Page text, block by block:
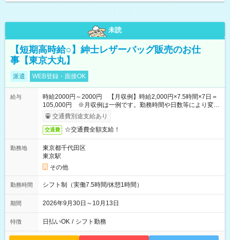
未読
【短期高時給○】紳士レザーバッグ販売のお仕
事【東京大丸】
派遣 WEB登録・面接OK
給与
時給2000円～2000円 【月収例】時給2,000円×7.5時間×7日＝
105,000円 ※月収例は一例です。勤務時間や日数等により変動
いたします。
交通費別途支給あり
交通費 ☆交通費全額支給！
勤務地
東京都千代田区
東京駅
その他
勤務時間 シフト制（実働7.5時間/休憩1時間）
期間 2026年9月30日～10月13日
特徴 日払いOK / シフト勤務